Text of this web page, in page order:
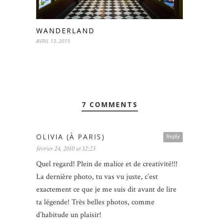
WANDERLAND
AVRIL 13, 2015
7 COMMENTS
Reply
OLIVIA (À PARIS)
février 24, 2010 at 12:23
Quel regard! Plein de malice et de creativité!!!
La dernière photo, tu vas vu juste, c’est
exactement ce que je me suis dit avant de lire
ta légende! Très belles photos, comme
d’habitude un plaisir!